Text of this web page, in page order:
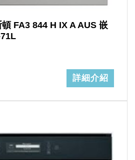
FA3 844 H IX A AUS 嵌
詳細介紹